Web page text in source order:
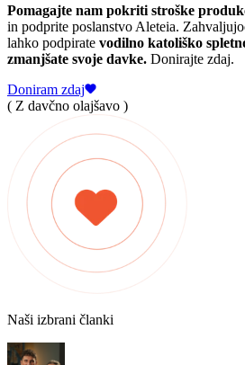
Pomagajte nam pokriti stroške
in podprite poslanstvo Aleteia.
lahko podpirate vodilno katoliško
zmanjšate svoje davke. Donirajte zdaj.
Doniram zdaj
( Z davčno olajšavo )
Naši izbrani članki